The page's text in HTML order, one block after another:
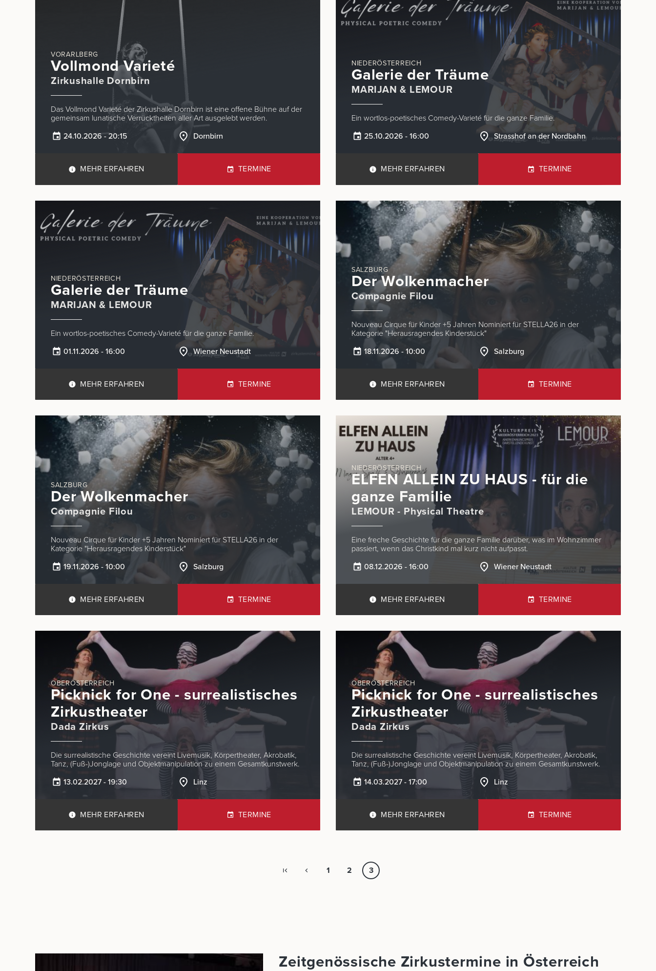
VORARLBERG
Vollmond Varieté
Zirkushalle Dornbirn
Das Vollmond Varieté der Zirkushalle Dornbirn ist eine offene Bühne auf der
gemeinsam lunatische Verrücktheiten aller Art ausgelebt werden.
24.10.2026 - 20:15
Dornbirn
MEHR ERFAHREN TERMINE
NIEDERÖSTERREICH
Galerie der Träume
MARIJAN & LEMOUR
Ein wortlos-poetisches Comedy-Varieté für die ganze Familie.
25.10.2026 - 16:00
Strasshof an der Nordbahn
MEHR ERFAHREN TERMINE
NIEDERÖSTERREICH
Galerie der Träume
MARIJAN & LEMOUR
Ein wortlos-poetisches Comedy-Varieté für die ganze Familie.
01.11.2026 - 16:00
Wiener Neustadt
MEHR ERFAHREN TERMINE
SALZBURG
Der Wolkenmacher
Compagnie Filou
Nouveau Cirque für Kinder +5 Jahren Nominiert für STELLA26 in der
Kategorie "Herausragendes Kinderstück"
18.11.2026 - 10:00
Salzburg
MEHR ERFAHREN TERMINE
SALZBURG
Der Wolkenmacher
Compagnie Filou
Nouveau Cirque für Kinder +5 Jahren Nominiert für STELLA26 in der
Kategorie "Herausragendes Kinderstück"
19.11.2026 - 10:00
Salzburg
MEHR ERFAHREN TERMINE
NIEDERÖSTERREICH
ELFEN ALLEIN ZU HAUS - für die
ganze Familie
LEMOUR - Physical Theatre
Eine freche Geschichte für die ganze Familie darüber, was im Wohnzimmer
passiert, wenn das Christkind mal kurz nicht aufpasst.
08.12.2026 - 16:00
Wiener Neustadt
MEHR ERFAHREN TERMINE
OBERÖSTERREICH
Picknick for One - surrealistisches
Zirkustheater
Dada Zirkus
Die surrealistische Geschichte vereint Livemusik, Körpertheater, Akrobatik,
Tanz, (Fuß-)Jonglage und Objektmanipulation zu einem Gesamtkunstwerk.
13.02.2027 - 19:30
Linz
MEHR ERFAHREN TERMINE
OBERÖSTERREICH
Picknick for One - surrealistisches
Zirkustheater
Dada Zirkus
Die surrealistische Geschichte vereint Livemusik, Körpertheater, Akrobatik,
Tanz, (Fuß-)Jonglage und Objektmanipulation zu einem Gesamtkunstwerk.
14.03.2027 - 17:00
Linz
MEHR ERFAHREN TERMINE
1 2 3
Zeitgenössische Zirkustermine in Österreich